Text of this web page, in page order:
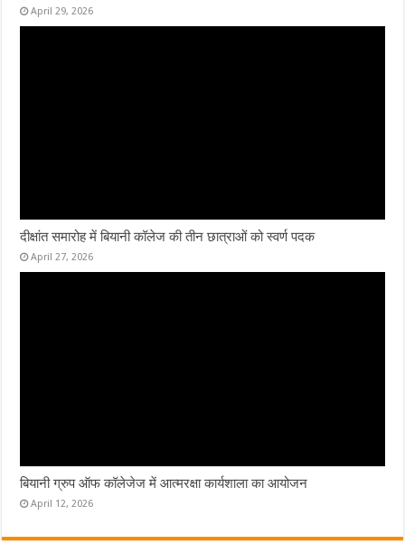
April 29, 2026
दीक्षांत समारोह में बियानी कॉलेज की तीन छात्राओं को स्वर्ण पदक
April 27, 2026
बियानी ग्रुप ऑफ कॉलेजेज में आत्मरक्षा कार्यशाला का आयोजन
April 12, 2026